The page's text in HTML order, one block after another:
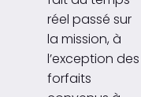
réel passé sur
la mission, à
l’exception des
forfaits